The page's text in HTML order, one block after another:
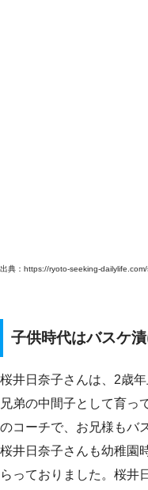
出典：https://ryoto-seeking-
子供時代はバスケ
桜井日奈子さんは、2歳
兄弟の中間子として育っ
のコーチで、お兄様もバ
桜井日奈子さんも幼稚園
らっておりました。桜井